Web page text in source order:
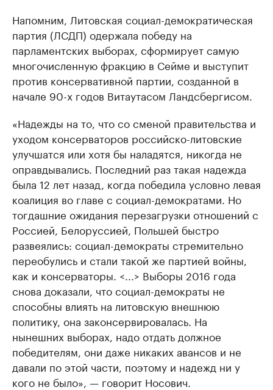
Напомним, Литовская социал-демократическая
партия (ЛСДП) одержала победу на
парламентских выборах, сформирует самую
многочисленную фракцию в Сейме и выступит
против консервативной партии, созданной в
начале 90-х годов Витаутасом Ландсбергисом.
«Надежды на то, что со сменой правительства и
уходом консерваторов российско-литовские
улучшатся или хотя бы наладятся, никогда не
оправдывались. Последний раз такая надежда
была 12 лет назад, когда победила условно левая
коалиция во главе с социал-демократами. Но
тогдашние ожидания перезагрузки отношений с
Россией, Белоруссией, Польшей быстро
развеялись: социал-демократы стремительно
переобулись и стали такой же партией войны,
как и консерваторы. <...> Выборы 2016 года
снова доказали, что социал-демократы не
способны влиять на литовскую внешнюю
политику, она законсервировалась. На
нынешних выборах, надо отдать должное
победителям, они даже никаких авансов и не
давали по этой части, поэтому и надежд ни у
кого не было», — говорит Носович.